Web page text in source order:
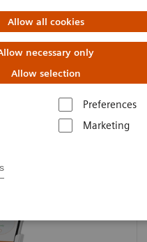
Allow all cookies
necessary only
Allow selection
Preferences
Marketing
ミン・クレアチニン
、合併症予防に貢献し